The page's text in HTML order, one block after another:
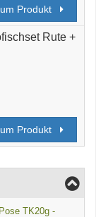
Produkt
Rute +
Produkt
TK20g -